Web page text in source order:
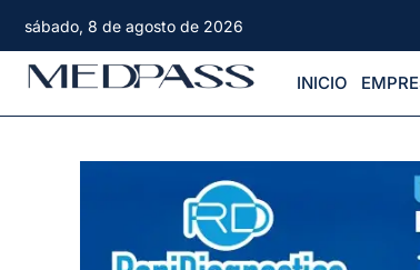
sábado, 8 de agosto de 2026
INICIO